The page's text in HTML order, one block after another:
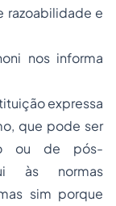
razoabilidade e
nos informa
expressa
que pode ser
ou de pós-
às normas
sim porque